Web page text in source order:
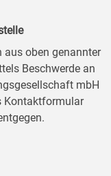
aus oben genannter
Beschwerde an
mbH
Kontaktformular